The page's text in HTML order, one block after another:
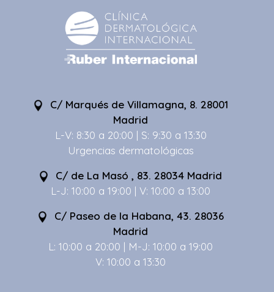
C/ Marqués de Villamagna, 8. 28001
Madrid
L-V: 8:30 a 20:00 | S: 9:30 a 13:30
Urgencias dermatológicas
C/ de La Masó , 83. 28034 Madrid
L-J: 10:00 a 19:00 | V: 10:00 a 13:00
C/ Paseo de la Habana, 43. 28036
Madrid
L: 10:00 a 20:00 | M-J: 10:00 a 19:00
V: 10:00 a 13:30